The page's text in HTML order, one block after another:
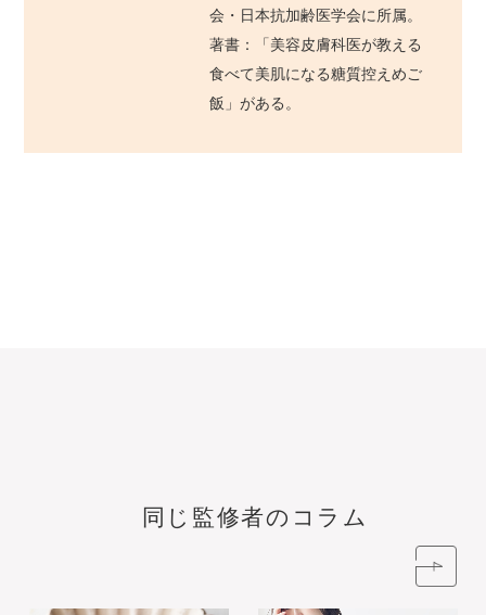
会・日本抗加齢医学会に所属。
著書：「美容皮膚科医が教える
食べて美肌になる糖質控えめご
飯」がある。
同じ監修者のコラム